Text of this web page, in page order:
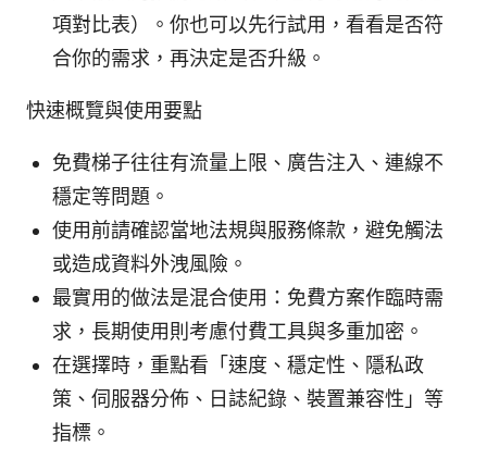
項對比表）。你也可以先行試用，看看是否符
合你的需求，再決定是否升級。
快速概覽與使用要點
免費梯子往往有流量上限、廣告注入、連線不
穩定等問題。
使用前請確認當地法規與服務條款，避免觸法
或造成資料外洩風險。
最實用的做法是混合使用：免費方案作臨時需
求，長期使用則考慮付費工具與多重加密。
在選擇時，重點看「速度、穩定性、隱私政
策、伺服器分佈、日誌紀錄、裝置兼容性」等
指標。